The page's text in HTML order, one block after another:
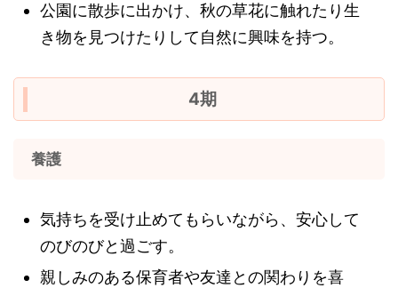
公園に散歩に出かけ、秋の草花に触れたり生
き物を見つけたりして自然に興味を持つ。
4期
養護
気持ちを受け止めてもらいながら、安心して
のびのびと過ごす。
親しみのある保育者や友達との関わりを喜